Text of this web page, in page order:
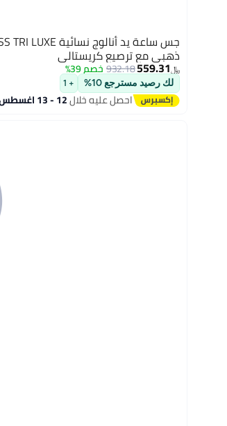
ذهبي مع ترصيع كريستالي
﷼‏559.31
932.18خصم 39%
لك رصيد مسترجع 10% + 1
احصل عليه خلال12 - 13 اغسطس